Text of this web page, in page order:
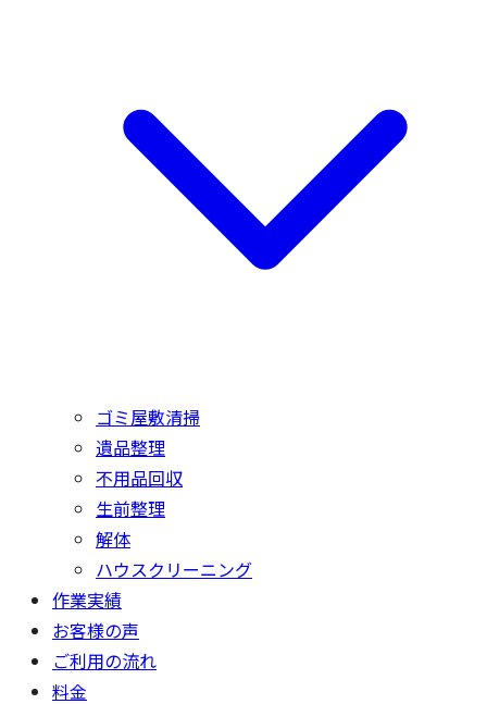
ゴミ屋敷清掃
遺品整理
不用品回収
生前整理
解体
ハウスクリーニング
作業実績
お客様の声
ご利用の流れ
料金